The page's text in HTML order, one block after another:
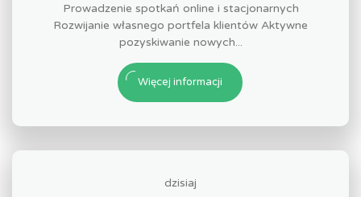
Prowadzenie spotkań online i stacjonarnych
Rozwijanie własnego portfela klientów Aktywne
pozyskiwanie nowych...
Więcej informacji
dzisiaj